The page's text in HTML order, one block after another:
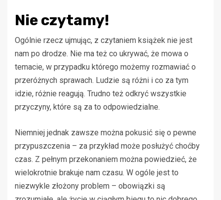
Nie czytamy!
Ogólnie rzecz ujmując, z czytaniem książek nie jest
nam po drodze. Nie ma też co ukrywać, że mowa o
temacie, w przypadku którego możemy rozmawiać o
przeróżnych sprawach. Ludzie są różni i co za tym
idzie, różnie reagują. Trudno też odkryć wszystkie
przyczyny, które są za to odpowiedzialne.
Niemniej jednak zawsze można pokusić się o pewne
przypuszczenia – za przykład może posłużyć choćby
czas. Z pełnym przekonaniem można powiedzieć, że
wielokrotnie brakuje nam czasu. W ogóle jest to
niezwykle złożony problem – obowiązki są